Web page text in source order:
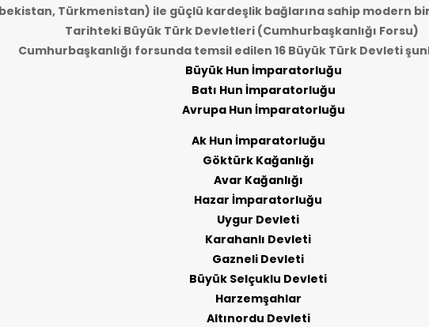
Türkmenistan) ile güçlü kardeşlik bağlarına sahip modern
Tarihteki Büyük Türk Devletleri (Cumhurbaşkanlığı Forsu)
Cumhurbaşkanlığı forsunda temsil edilen 16 Büyük Türk Devleti
Büyük Hun İmparatorluğu
Batı Hun İmparatorluğu
Avrupa Hun İmparatorluğu
Ak Hun İmparatorluğu
Göktürk Kağanlığı
Avar Kağanlığı
Hazar İmparatorluğu
Uygur Devleti
Karahanlı Devleti
Gazneli Devleti
Büyük Selçuklu Devleti
Harzemşahlar
Altınordu Devleti